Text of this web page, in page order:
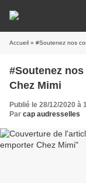
Accueil » #Soutenez nos
#Soutenez
Chez Mimi
Publié le 28/12/2020 à
Par cap audresselles